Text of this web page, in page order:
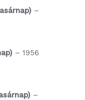
–
– 1956
–